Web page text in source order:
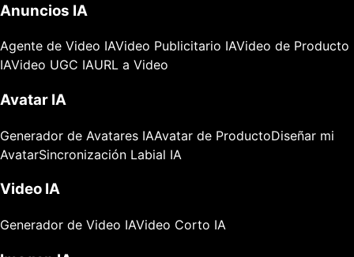
Anuncios IA
Agente de Video IAVideo Publicitario IAVideo de Producto
IAVideo UGC IAURL a Video
Avatar IA
Generador de Avatares IAAvatar de ProductoDiseñar mi
AvatarSincronización Labial IA
Video IA
Generador de Video IAVideo Corto IA